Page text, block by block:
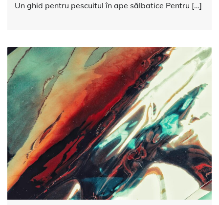
Un ghid pentru pescuitul în ape sălbatice Pentru […]